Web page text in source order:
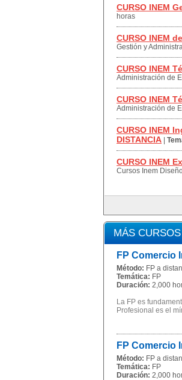
CURSO INEM
horas
CURSO INEM
Gestión y
CURSO INEM
Administración de
CURSO INEM
Administración de
CURSO INEM
DISTANCIA
CURSO INEM
Cursos Inem
MÁS
FP Comercio
Método: FP a
Temática: FP
Duración: 2,000
La FP es
Profesional es el
FP Comercio
Método: FP a
Temática: FP
Duración: 2,000